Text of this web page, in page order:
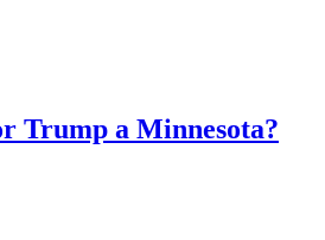
Trump a Minnesota?